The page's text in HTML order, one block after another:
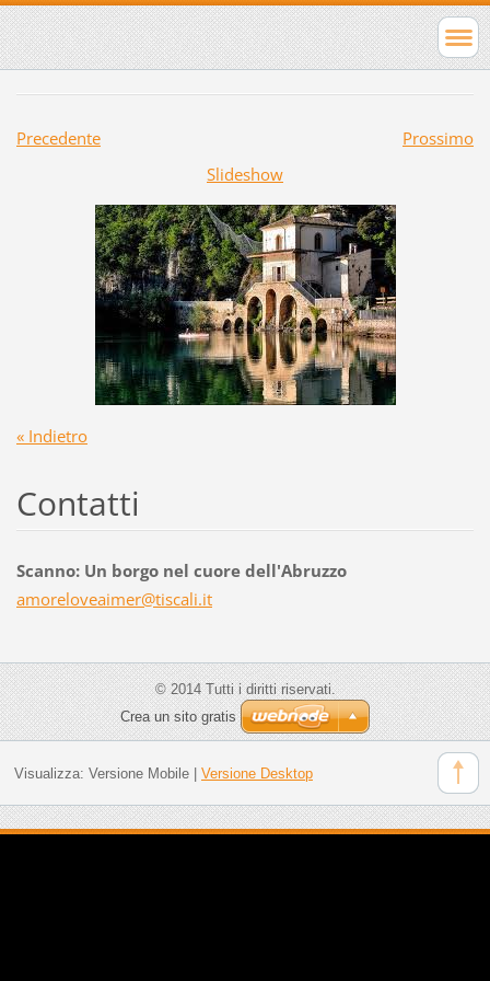
Precedente
Prossimo
Slideshow
« Indietro
Contatti
Scanno: Un borgo nel cuore dell'Abruzzo
amoreloveaimer@tiscali.it
© 2014 Tutti i diritti riservati.
Crea un sito gratis
Visualizza: Versione Mobile| Versione Desktop